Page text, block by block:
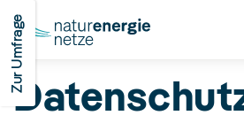
Hauptinhalt
springen
Zur Umfrage